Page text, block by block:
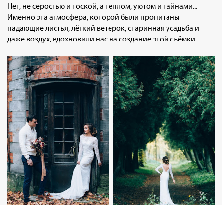
Нет, не серостью и тоской, а теплом, уютом и тайнами...
Именно эта атмосфера, которой были пропитаны
падающие листья, лёгкий ветерок, старинная усадьба и
даже воздух, вдохновили нас на создание этой съёмки...